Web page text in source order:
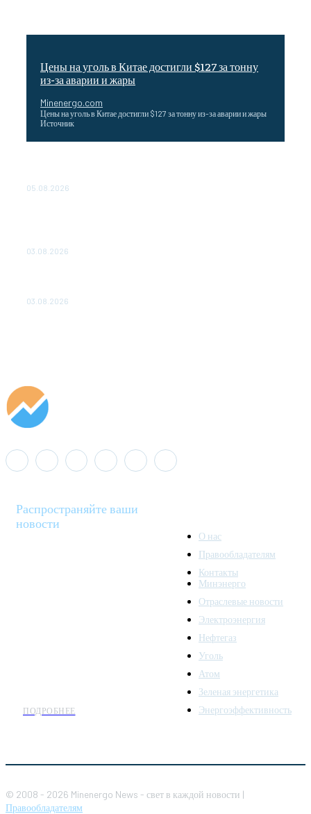
Цены на уголь в Китае достигли $127 за тонну
из-за аварии и жары
Minenergo.com
Цены на уголь в Китае достигли $127 за тонну из-за аварии и жары
Источник
05.08.2026
03.08.2026
03.08.2026
Распространяйте ваши
новости
ПОДРОБНЕЕ
О нас
Правообладателям
Контакты
Минэнерго
Отраслевые новости
Электроэнергия
Нефтегаз
Уголь
Атом
Зеленая энергетика
Энергоэффективность
© 2008 - 2026 Minenergo News - свет в каждой новости |
Правообладателям